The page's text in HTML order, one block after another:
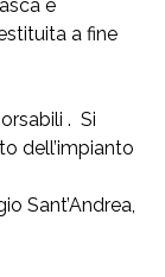
e
a fine
. Si
dell’impianto
Sant’Andrea,